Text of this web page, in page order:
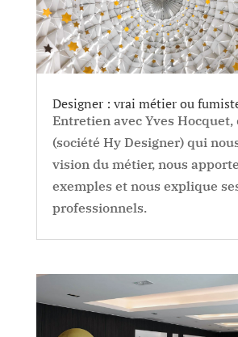
Designer : vrai métier ou
Entretien avec Yves Hocquet,
(société Hy Designer) qui
vision du métier, nous
exemples et nous explique
professionnels.